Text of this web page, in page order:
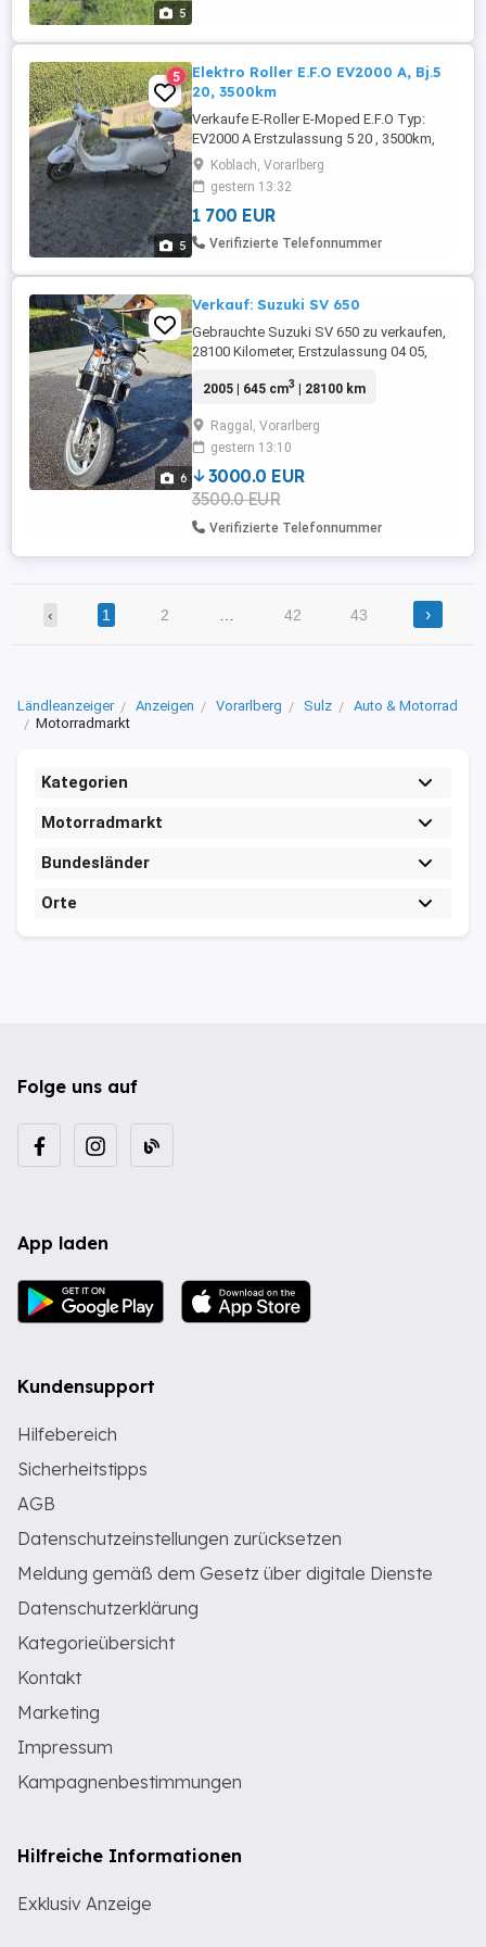
5
5
5
Elektro Roller E.F.O EV2000 A, Bj.5
20, 3500km
Verkaufe E-Roller E-Moped E.F.O Typ:
EV2000 A Erstzulassung 5 20 , 3500km,
Wechselakku , Reichweite mind.50km
vorgeführt bis 5 27
Koblach, Vorarlberg
gestern 13:32
1 700 EUR
Verifizierte Telefonnummer
6
Verkauf: Suzuki SV 650
Gebrauchte Suzuki SV 650 zu verkaufen,
28100 Kilometer, Erstzulassung 04 05,
04 26
2005 | 645 cm3 | 28100 km
Raggal, Vorarlberg
gestern 13:10
3000.0 EUR
3500.0 EUR
Verifizierte Telefonnummer
‹ 1 2 42 43 ›
Ländleanzeiger Anzeigen Vorarlberg Sulz
Auto & Motorrad
Motorradmarkt
Kategorien
Motorradmarkt
Bundesländer
Orte
Folge uns auf
App laden
Kundensupport
Hilfebereich
Sicherheitstipps
AGB
Datenschutzeinstellungen zurücksetzen
Meldung gemäß dem Gesetz über digitale Dienste
Datenschutzerklärung
Kategorieübersicht
Kontakt
Marketing
Impressum
Kampagnenbestimmungen
Hilfreiche Informationen
Exklusiv Anzeige